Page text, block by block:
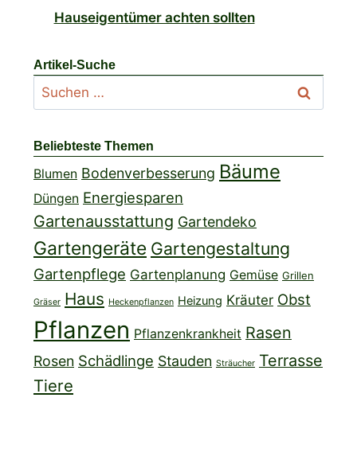
Hauseigentümer achten sollten
Artikel-Suche
Suchen
nach:
Beliebteste Themen
Blumen Bodenverbesserung Bäume
Düngen Energiesparen
Gartenausstattung Gartendeko
Gartengeräte Gartengestaltung
Gartenpflege Gartenplanung Gemüse Grillen
Gräser Haus Heckenpflanzen Heizung Kräuter Obst
Pflanzen Pflanzenkrankheit Rasen
Rosen Schädlinge Stauden Sträucher Terrasse
Tiere